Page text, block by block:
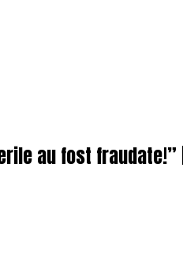
au fost fraudate!”